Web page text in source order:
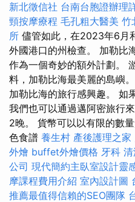
新北徵信社 台南台胞證辦理
頸按摩療程 毛孔粗大醫美 竹
所 儘管如此，在2023年6月
外國港口的州檢查。 加勒比
作為一個奇妙的額外計劃。
料，加勒比海最美麗的島嶼
加勒比海的旅行感興趣。 如
我們也可以通過邁阿密旅行
2晚。 貨幣可以以有限的數
色食譜 養生村 產後護理之家
外燴 buffet外燴價格 牙科
公司 現代簡約主臥室設計靈
摩課程費用介紹 室內設計圖
推薦最值得信賴的SEO團隊